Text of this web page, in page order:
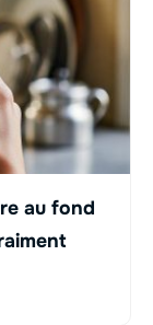
au fond